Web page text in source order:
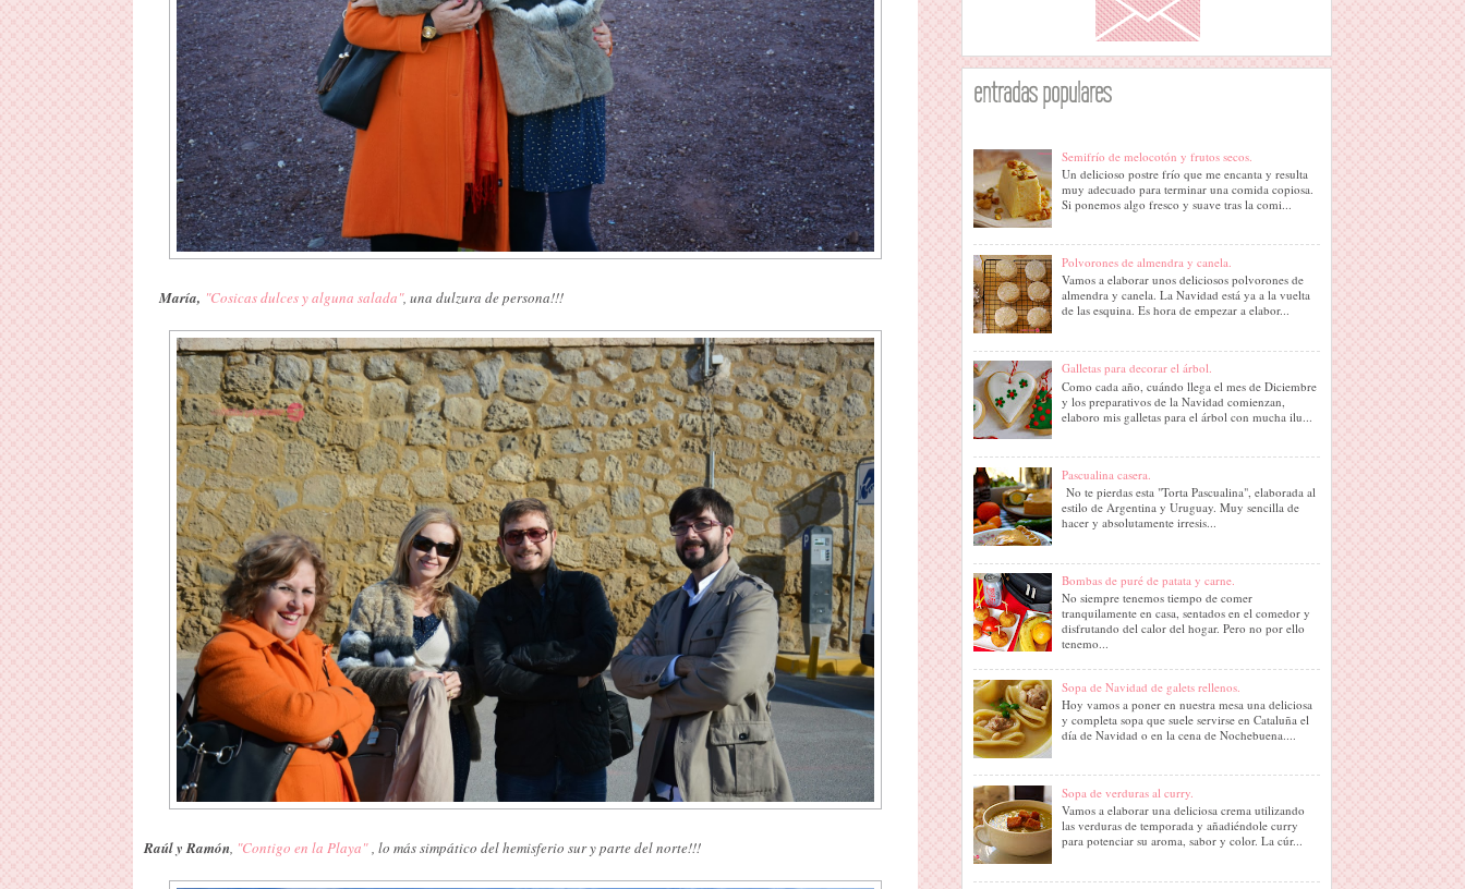
María, "Cosicas dulces y alguna salada", una dulzura de persona!!!
Raúl y Ramón, "Contigo en la Playa", lo más simpático del hemisferio sur y parte del norte!!!
entradas populares
Semifrío de melocotón y frutos secos.
Un delicioso postre frío que me encanta y resulta
muy adecuado para terminar una comida copiosa.
Si ponemos algo fresco y suave tras la comi...
Polvorones de almendra y canela.
Vamos a elaborar unos deliciosos polvorones de
almendra y canela. La Navidad está ya a la vuelta
de las esquina. Es hora de empezar a elabor...
Galletas para decorar el árbol.
Como cada año, cuándo llega el mes de Diciembre
y los preparativos de la Navidad comienzan,
elaboro mis galletas para el árbol con mucha ilu...
Pascualina casera.
No te pierdas esta "Torta Pascualina", elaborada al
estilo de Argentina y Uruguay. Muy sencilla de
hacer y absolutamente irresis...
Bombas de puré de patata y carne.
No siempre tenemos tiempo de comer
tranquilamente en casa, sentados en el comedor y
disfrutando del calor del hogar. Pero no por ello
tenemo...
Sopa de Navidad de galets rellenos.
Hoy vamos a poner en nuestra mesa una deliciosa
y completa sopa que suele servirse en Cataluña el
día de Navidad o en la cena de Nochebuena....
Sopa de verduras al curry.
Vamos a elaborar una deliciosa crema utilizando
las verduras de temporada y añadiéndole curry
para potenciar su aroma, sabor y color. La cúr...